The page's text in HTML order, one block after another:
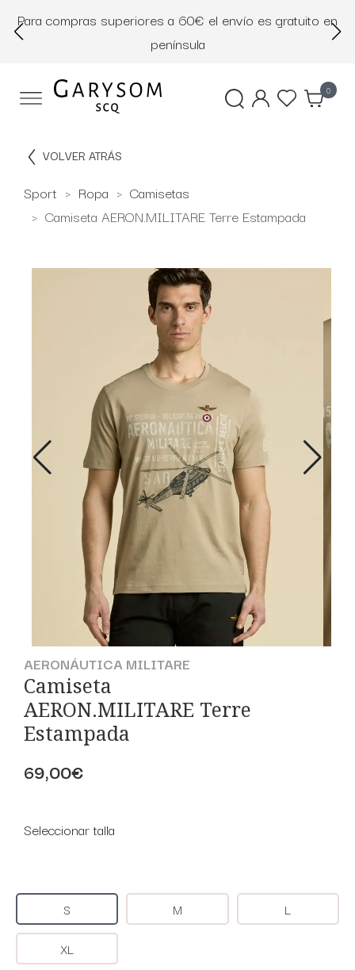
Para compras superiores a 60€ el envío es gratuito en
península
0
VOLVER ATRÁS
Sport Ropa
Camisetas
Camiseta AERON.MILITARE Terre Estampada
AERONÁUTICA MILITARE
Camiseta
AERON.MILITARE Terre
Estampada
69,00€
Seleccionar talla
S M L
XL